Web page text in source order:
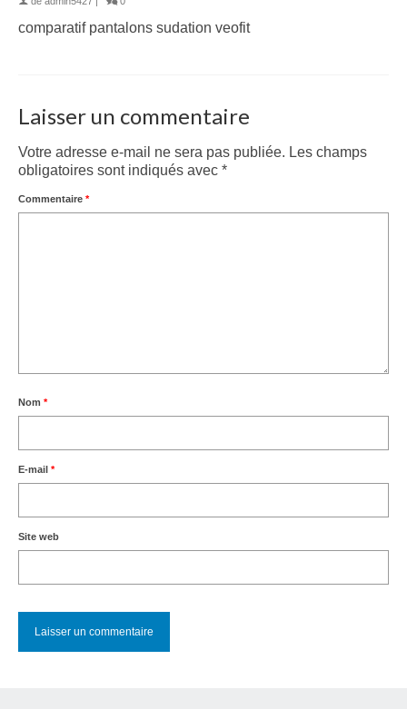
comparatif pantalons sudation veofit
Laisser un commentaire
Votre adresse e-mail ne sera pas publiée. Les champs
obligatoires sont indiqués avec *
Commentaire *
Nom *
E-mail *
Site web